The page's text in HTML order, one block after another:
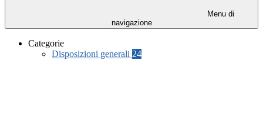
Menu di
navigazione
Categorie
Disposizioni generali 24